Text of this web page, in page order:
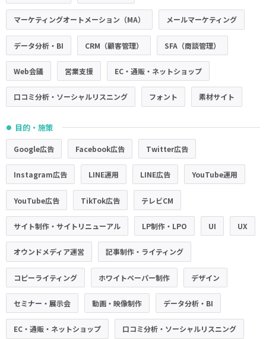
マーケティングオートメーション（MA） メールマーケティング
データ分析・BI CRM（顧客管理） SFA（商談管理）
Web会議 営業支援 EC・通販・ネットショップ
口コミ分析・ソーシャルリスニング フォント 素材サイト
● 目的・施策
Google広告 Facebook広告 Twitter広告
Instagram広告 LINE運用 LINE広告 YouTube運用
YouTube広告 TikTok広告 テレビCM
サイト制作・サイトリニューアル LP制作・LPO UI UX
オウンドメディア運営 記事制作・ライティング
コピーライティング ホワイトペーパー制作 デザイン
セミナー・展示会 動画・映像制作 データ分析・BI
EC・通販・ネットショップ 口コミ分析・ソーシャルリスニング